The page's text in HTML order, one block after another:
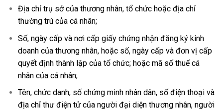
Địa chỉ trụ sở của thương nhân, tổ chức hoặc địa chỉ
thường trú của cá nhân;
Số, ngày cấp và nơi cấp giấy chứng nhận đăng ký kinh
doanh của thương nhân, hoặc số, ngày cấp và đơn vị cấp
quyết định thành lập của tổ chức; hoặc mã số thuế cá
nhân của cá nhân;
Tên, chức danh, số chứng minh nhân dân, số điện thoại và
địa chỉ thư điện tử của người đại diện thương nhân, người